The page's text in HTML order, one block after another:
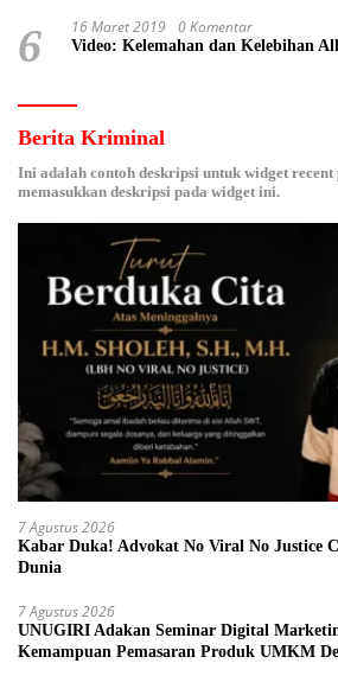
6 16 Maret 2019 0 Komentar
Video: Kelemahan dan Kelebihan
Berita Kriminal
Ini adalah contoh deskripsi untuk widget recent
memasukkan deskripsi pada widget ini.
7 Agustus 2026
Kabar Duka! Advokat No Viral No Justice
Dunia
7 Agustus 2026
UNUGIRI Adakan Seminar Digital
Kemampuan Pemasaran Produk UMKM